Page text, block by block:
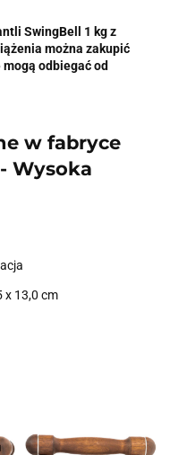
SwingBell 1 kg z
można zakupić
odbiegać od
w fabryce
Wysoka
x 13,0 cm